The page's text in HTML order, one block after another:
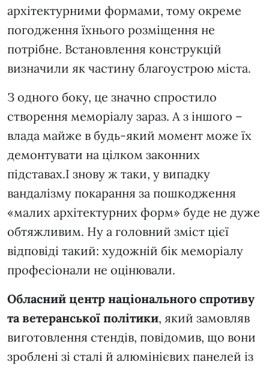
архітектурними формами, тому окреме
погодження їхнього розміщення не
потрібне. Встановлення конструкцій
визначили як частину благоустрою міста.
З одного боку, це значно спростило
створення меморіалу зараз. А з іншого –
влада майже в будь-який момент може їх
демонтувати на цілком законних
підставах.І знову ж таки, у випадку
вандалізму покарання за пошкодження
«малих архітектурних форм» буде не дуже
обтяжливим. Ну а головний зміст цієї
відповіді такий: художній бік меморіалу
професіонали не оцінювали.
Обласний центр національного спротиву
та ветеранської політики, який замовляв
виготовлення стендів, повідомив, що вони
зроблені зі сталі й алюмінієвих панелей із